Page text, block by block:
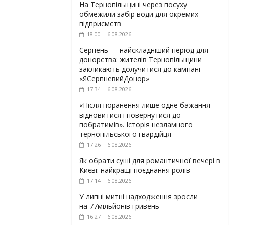
На Тернопільщині через посуху
обмежили забір води для окремих
підприємств
18:00 | 6.08.2026
Серпень — найскладніший період для
донорства: жителів Тернопільщини
закликають долучитися до кампанії
«ЯСерпневийДонор»
17:34 | 6.08.2026
«Після поранення лише одне бажання –
відновитися і повернутися до
побратимів». Історія незламного
тернопільського гвардійця
17:26 | 6.08.2026
Як обрати суші для романтичної вечері в
Києві: найкращі поєднання ролів
17:14 | 6.08.2026
У липні митні надходження зросли
на 77мільйонів гривень
16:27 | 6.08.2026